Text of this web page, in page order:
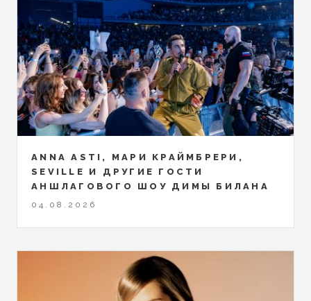
ANNA ASTI, МАРИ КРАЙМБРЕРИ,
SEVILLE И ДРУГИЕ ГОСТИ
АНШЛАГОВОГО ШОУ ДИМЫ БИЛАНА
04.08.2026